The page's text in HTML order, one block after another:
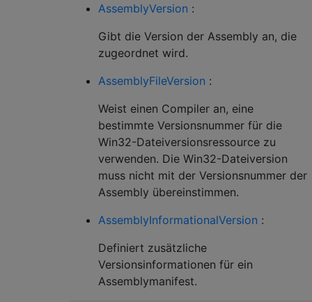
AssemblyVersion :
Gibt die Version der Assembly an, die
zugeordnet wird.
AssemblyFileVersion :
Weist einen Compiler an, eine
bestimmte Versionsnummer für die
Win32-Dateiversionsressource zu
verwenden. Die Win32-Dateiversion
muss nicht mit der Versionsnummer der
Assembly übereinstimmen.
AssemblyInformationalVersion :
Definiert zusätzliche
Versionsinformationen für ein
Assemblymanifest.